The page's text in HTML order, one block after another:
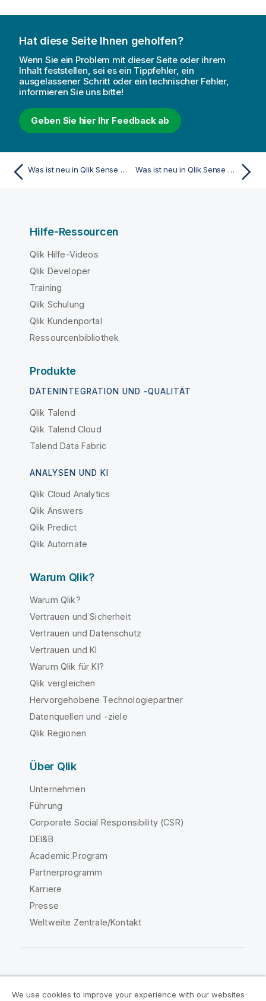
Hat diese Seite Ihnen geholfen?
Wenn Sie ein Problem mit dieser Seite oder ihrem
Inhalt feststellen, sei es ein Tippfehler, ein
ausgelassener Schritt oder ein technischer Fehler,
informieren Sie uns bitte!
Geben Sie hier Ihr Feedback ab
Was ist neu in Qlik Sense November 2023 Was ist neu in Qlik Sense May 2023
Hilfe-Ressourcen
Qlik Hilfe-Videos
Qlik Developer
Training
Qlik Schulung
Qlik Kundenportal
Ressourcenbibliothek
Produkte
DATENINTEGRATION UND -QUALITÄT
Qlik Talend
Qlik Talend Cloud
Talend Data Fabric
ANALYSEN UND KI
Qlik Cloud Analytics
Qlik Answers
Qlik Predict
Qlik Automate
Warum Qlik?
Warum Qlik?
Vertrauen und Sicherheit
Vertrauen und Datenschutz
Vertrauen und KI
Warum Qlik für KI?
Qlik vergleichen
Hervorgehobene Technologiepartner
Datenquellen und -ziele
Qlik Regionen
Über Qlik
Unternehmen
Führung
Corporate Social Responsibility (CSR)
DEI&B
Academic Program
Partnerprogramm
Karriere
Presse
Weltweite Zentrale/Kontakt
We use cookies to improve your experience with our websites